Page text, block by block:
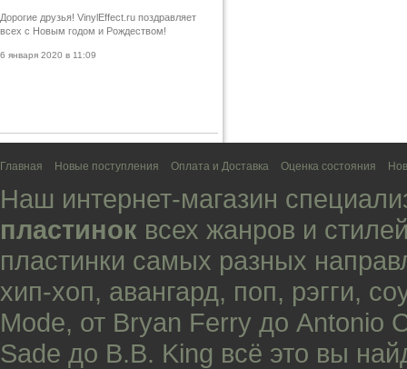
Дорогие друзья! VinylEffect.ru поздравляет
всех с Новым годом и Рождеством!
6 января 2020 в 11:09
Главная Новые поступления Оплата и Доставка Оценка состояния
Наш интернет-магазин
пластинок всех жанров и
пластинки самых разных
хип-хоп, авангард, поп, рэгги,
Mode, от Bryan Ferry до Antonio
Sade до B.B. King всё это вы